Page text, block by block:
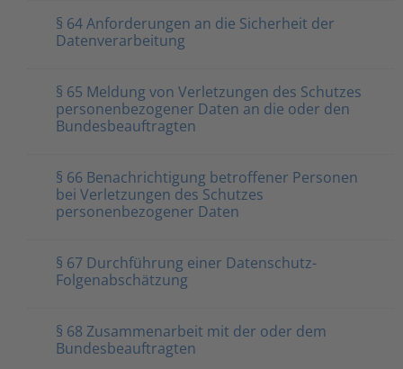
§ 64 Anforderungen an die Sicherheit der
Datenverarbeitung
§ 65 Meldung von Verletzungen des Schutzes
personenbezogener Daten an die oder den
Bundesbeauftragten
§ 66 Benachrichtigung betroffener Personen
bei Verletzungen des Schutzes
personenbezogener Daten
§ 67 Durchführung einer Datenschutz-
Folgenabschätzung
§ 68 Zusammenarbeit mit der oder dem
Bundesbeauftragten